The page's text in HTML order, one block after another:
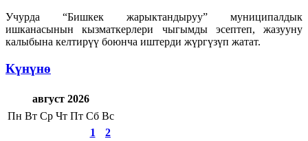
Учурда “Бишкек жарыктандыруу” муниципалдык
ишканасынын кызматкерлери чыгымды эсептеп, жазууну
калыбына келтирүү боюнча иштерди жүргүзүп жатат.
Күнүнө
август 2026
Пн Вт Ср Чт Пт Сб Вс
1
2